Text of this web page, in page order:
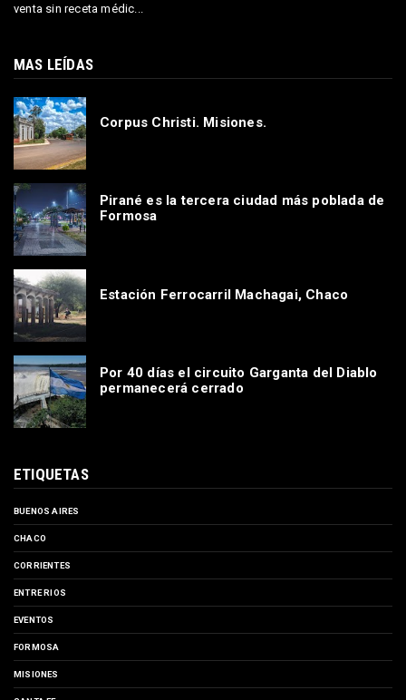
venta sin receta médic...
MAS LEÍDAS
Corpus Christi. Misiones.
Pirané es la tercera ciudad más poblada de
Formosa
Estación Ferrocarril Machagai, Chaco
Por 40 días el circuito Garganta del Diablo
permanecerá cerrado
ETIQUETAS
BUENOS AIRES
CHACO
CORRIENTES
ENTRE RIOS
EVENTOS
FORMOSA
MISIONES